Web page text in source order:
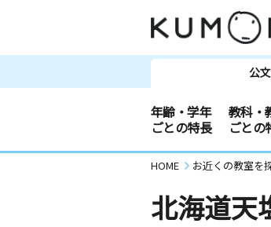
公
年齢・学年
ごとの特長
教科・
ごとの
HOME お近くの教室を
北海道天